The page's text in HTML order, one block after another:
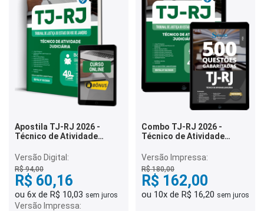
Apostila TJ-RJ 2026 -
Técnico de Atividade
Versão Digital:
R$ 94,00
R$ 60,16
ou 6x de R$ 10,03 sem juros
Versão Impressa:
Combo TJ-RJ 2026 -
Técnico de Atividade
Versão Impressa:
R$ 180,00
R$ 162,00
ou 10x de R$ 16,20 sem juros